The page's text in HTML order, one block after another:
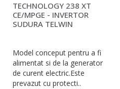
TECHNOLOGY 238 XT
CE/MPGE - INVERTOR
SUDURA TELWIN
Model conceput pentru a fi
alimentat si de la generator
de curent electric.Este
prevazut cu protecti..